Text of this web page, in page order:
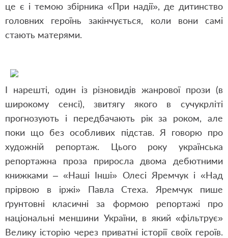
це є і темою збірника «При надії», де дитинство
головних героїнь закінчується, коли вони самі
стають матерями.
І нарешті, один із різновидів жанрової прози (в
широкому сенсі), звитягу якого в сучукрліті
прогнозують і передбачають рік за роком, але
поки що без особливих підстав. Я говорю про
художній репортаж. Цього року українська
репортажна проза приросла двома дебютними
книжками – «Наші Інші» Олесі Яремчук і «Над
прірвою в іржі» Павла Стеха. Яремчук пише
ґрунтовні класичні за формою репортажі про
національні меншини України, в який «фільтрує»
Велику історію через приватні історії своїх героїв.